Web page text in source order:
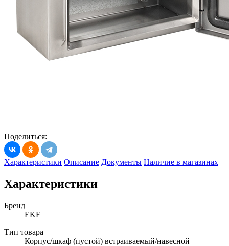
Поделиться:
Характеристики Описание Документы Наличие в магазинах
Характеристики
Бренд
EKF
Тип товара
Корпус/шкаф (пустой) встраиваемый/навесной